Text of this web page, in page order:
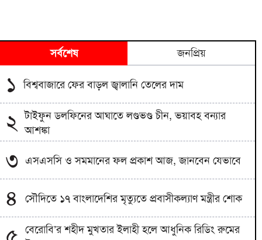
সর্বশেষ জনপ্রিয়
১ বিশ্ববাজারে ফের বাড়ল জ্বালানি তেলের দাম
২
টাইফুন ডলফিনের আঘাতে লণ্ডভণ্ড চীন, ভয়াবহ বন্যার
আশঙ্কা
৩ এসএসসি ও সমমানের ফল প্রকাশ আজ, জানবেন যেভাবে
৪ সৌদিতে ১৭ বাংলাদেশির মৃত্যুতে প্রবাসীকল্যাণ মন্ত্রীর শোক
বেরোবি’র শহীদ মুখতার ইলাহী হলে আধুনিক রিডিং রুমের